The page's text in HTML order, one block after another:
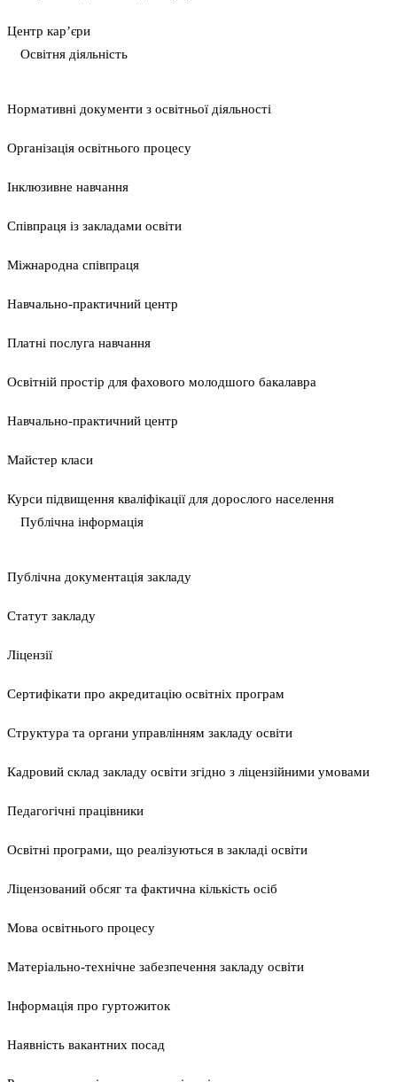
Центр кар’єри
Освітня діяльність
Нормативні документи з освітньої діяльності
Організація освітнього процесу
Інклюзивне навчання
Співпраця із закладами освіти
Міжнародна співпраця
Навчально-практичний центр
Платні послуга навчання
Освітній простір для фахового молодшого бакалавра
Навчально-практичний центр
Майстер класи
Курси підвищення кваліфікації для дорослого населення
Публічна інформація
Публічна документація закладу
Статут закладу
Ліцензії
Сертифікати про акредитацію освітніх програм
Структура та органи управлінням закладу освіти
Кадровий склад закладу освіти згідно з ліцензійними умовами
Педагогічні працівники
Освітні програми, що реалізуються в закладі освіти
Ліцензований обсяг та фактична кількість осіб
Мова освітнього процесу
Матеріально-технічне забезпечення закладу освіти
Інформація про гуртожиток
Наявність вакантних посад